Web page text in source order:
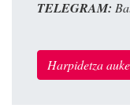
TELEGRAM:
Harpidetza